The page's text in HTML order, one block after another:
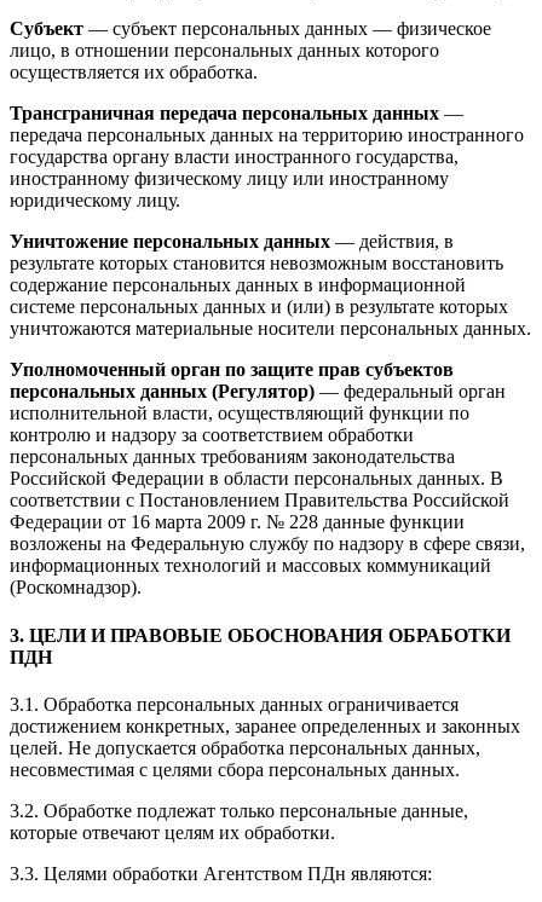
Субъект — субъект персональных данных — физическое
лицо, в отношении персональных данных которого
осуществляется их обработка.
Трансграничная передача персональных данных —
передача персональных данных на территорию иностранного
государства органу власти иностранного государства,
иностранному физическому лицу или иностранному
юридическому лицу.
Уничтожение персональных данных — действия, в
результате которых становится невозможным восстановить
содержание персональных данных в информационной
системе персональных данных и (или) в результате которых
уничтожаются материальные носители персональных данных.
Уполномоченный орган по защите прав субъектов
персональных данных (Регулятор) — федеральный орган
исполнительной власти, осуществляющий функции по
контролю и надзору за соответствием обработки
персональных данных требованиям законодательства
Российской Федерации в области персональных данных. В
соответствии с Постановлением Правительства Российской
Федерации от 16 марта 2009 г. № 228 данные функции
возложены на Федеральную службу по надзору в сфере связи,
информационных технологий и массовых коммуникаций
(Роскомнадзор).
3. ЦЕЛИ И ПРАВОВЫЕ ОБОСНОВАНИЯ ОБРАБОТКИ
ПДН
3.1. Обработка персональных данных ограничивается
достижением конкретных, заранее определенных и законных
целей. Не допускается обработка персональных данных,
несовместимая с целями сбора персональных данных.
3.2. Обработке подлежат только персональные данные,
которые отвечают целям их обработки.
3.3. Целями обработки Агентством ПДн являются: